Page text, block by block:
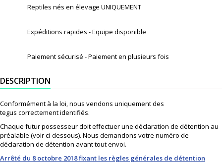
Reptiles nés en élevage UNIQUEMENT
Expéditions rapides - Equipe disponible
Paiement sécurisé - Paiement en plusieurs fois
DESCRIPTION
Conformément à la loi, nous vendons uniquement des
tegus correctement identifiés.
Chaque futur possesseur doit effectuer une déclaration de détention au
préalable (voir ci-dessous). Nous demandons votre numéro de
déclaration de détention avant tout envoi.
Arrêté du 8 octobre 2018 fixant les règles générales de détention